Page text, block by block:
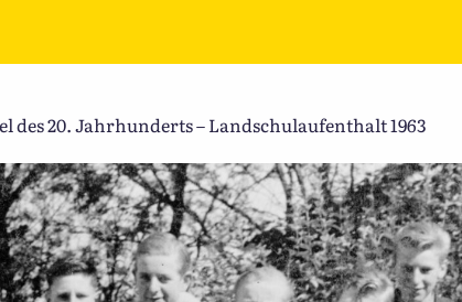
20. Jahrhunderts – Landschulaufenthalt 1963